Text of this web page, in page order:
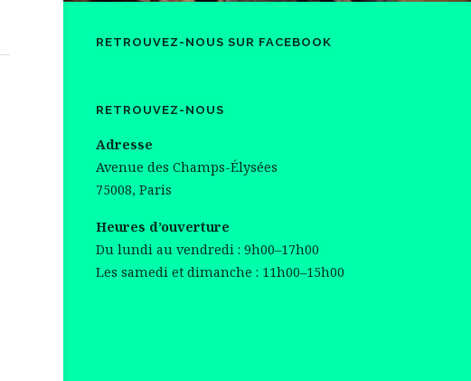
RETROUVEZ-NOUS SUR FACEBOOK
RETROUVEZ-NOUS
Adresse
Avenue des Champs-Élysées
75008, Paris
Heures d’ouverture
Du lundi au vendredi : 9h00–17h00
Les samedi et dimanche : 11h00–15h00